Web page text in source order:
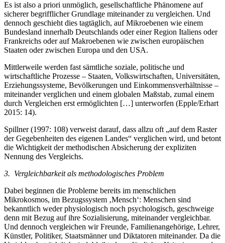
Es ist also a priori unmöglich, gesellschaftliche Phänomene auf
sicherer begrifflicher Grundlage miteinander zu vergleichen. Und
dennoch geschieht dies tagtäglich, auf Mikroebenen wie einem
Bundesland innerhalb Deutschlands oder einer Region Italiens oder
Frankreichs oder auf Makroebenen wie zwischen europäischen
Staaten oder zwischen Europa und den USA.
Mittlerweile werden fast sämtliche soziale, politische und
wirtschaftliche Prozesse – Staaten, Volkswirtschaften, Universitäten,
Erziehungssysteme, Bevölkerungen und Einkommensverhältnisse –
miteinander verglichen und einem globalen Maßstab, zumal einem
durch Vergleichen erst ermöglichten […] unterworfen (Epple/Erhart
2015: 14).
Spillner (1997: 108) verweist darauf, dass allzu oft „auf dem Raster
der Gegebenheiten des eigenen Landes“ verglichen wird, und betont
die Wichtigkeit der methodischen Absicherung der expliziten
Nennung des Vergleichs.
3. Vergleichbarkeit als methodologisches Problem
Dabei beginnen die Probleme bereits im menschlichen
Mikrokosmos, im Bezugssystem ‚Mensch‘: Menschen sind
bekanntlich weder physiologisch noch psychologisch, geschweige
denn mit Bezug auf ihre Sozialisierung, miteinander vergleichbar.
Und dennoch vergleichen wir Freunde, Familienangehörige, Lehrer,
Künstler, Politiker, Staatsmänner und Diktatoren miteinander. Da die